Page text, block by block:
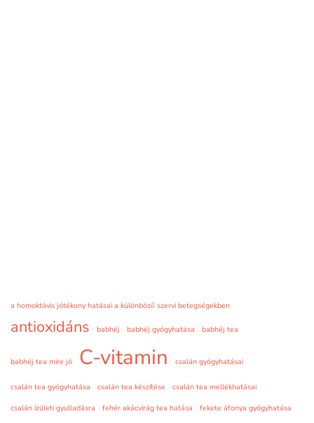
a homoktövis jótékony hatásai a különböző szervi betegségekben
antioxidáns babhéj babhéj gyógyhatása babhéj tea
babhéj tea mire jó C-vitamin csalán gyógyhatásai
csalán tea gyógyhatása csalán tea készítése
csalán tea mellékhatásai
csalán ízületi gyulladásra
fehér akácvirág tea hatása
fekete áfonya gyógyhatása